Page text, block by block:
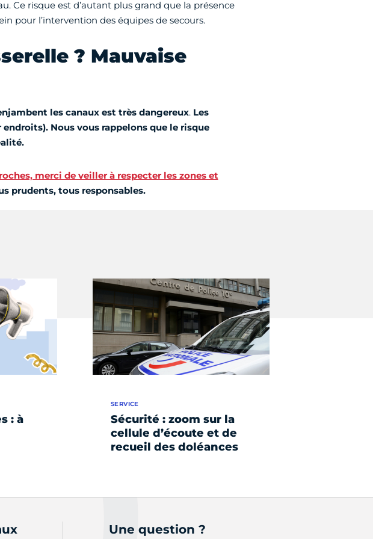
Ce risque est d’autant plus grand que la présence
pour l’intervention des équipes de secours.
? Mauvaise
les canaux est très dangereux. Les
endroits). Nous vous rappelons que le risque
merci de veiller à respecter les zones et
prudents, tous responsables.
: à
Sécurité : zoom sur la
cellule d’écoute et de
recueil des doléances
SERVICE
Une question ?